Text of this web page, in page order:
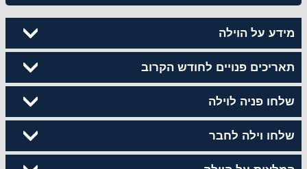
מידע על הוילה
תאריכים פנויים לחודש הקרוב
שלחו פניה לוילה
שלחו וילה לחבר